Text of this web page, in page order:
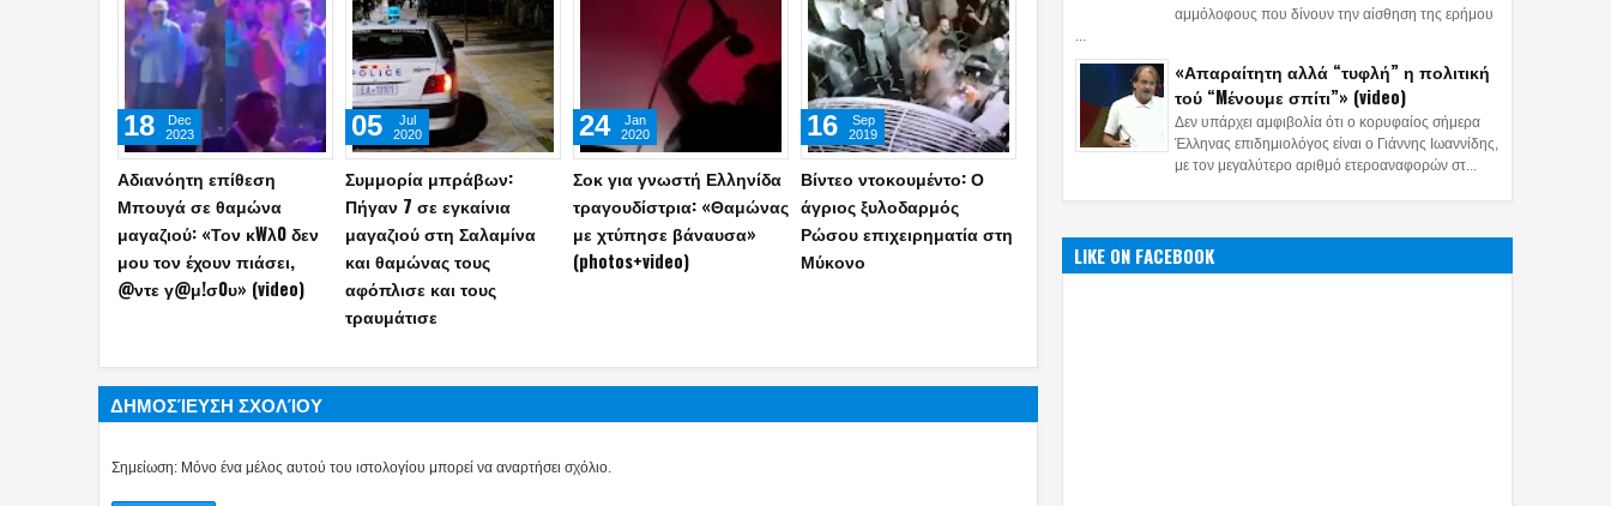
Αδιανόητη επίθεση
Μπουγά σε θαμώνα
μαγαζιού: «Τον κWλ0 δεν
μου τον έχουν πιάσει,
@ντε γ@μ!σ0υ» (video)
18
Dec
2023
Συμμορία μπράβων:
Πήγαν 7 σε εγκαίνια
μαγαζιού στη Σαλαμίνα
και θαμώνας τους
αφόπλισε και τους
τραυμάτισε
05
Jul
2020
Σοκ για γνωστή Ελληνίδα
τραγουδίστρια: «Θαμώνας
με χτύπησε βάναυσα»
(photos+video)
24
Jan
2020
Βίντεο ντοκουμέντο: Ο
άγριος ξυλοδαρμός
Ρώσου επιχειρηματία στη
Μύκονο
16
Sep
2019
ΔΗΜΟΣΊΕΥΣΗ ΣΧΟΛΊΟΥ
Σημείωση: Μόνο ένα μέλος αυτού του ιστολογίου μπορεί να αναρτήσει σχόλιο.
αμμόλοφους που δίνουν την αίσθηση της ερήμου
«Απαραίτητη αλλά “τυφλή” η πολιτική
τού “Mένουμε σπίτι”» (video)
Δεν υπάρχει αμφιβολία ότι ο κορυφαίος σήμερα
Έλληνας επιδημιολόγος είναι ο Γιάννης Ιωαννίδης,
με τον μεγαλύτερο αριθμό ετεροαναφορών στ...
LIKE ON FACEBOOK